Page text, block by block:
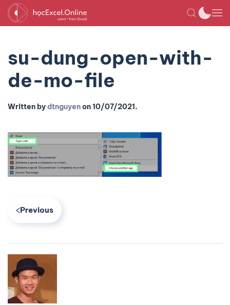
su-dung-open-with-
de-mo-file
Written bydtnguyenon10/07/2021.
Previous